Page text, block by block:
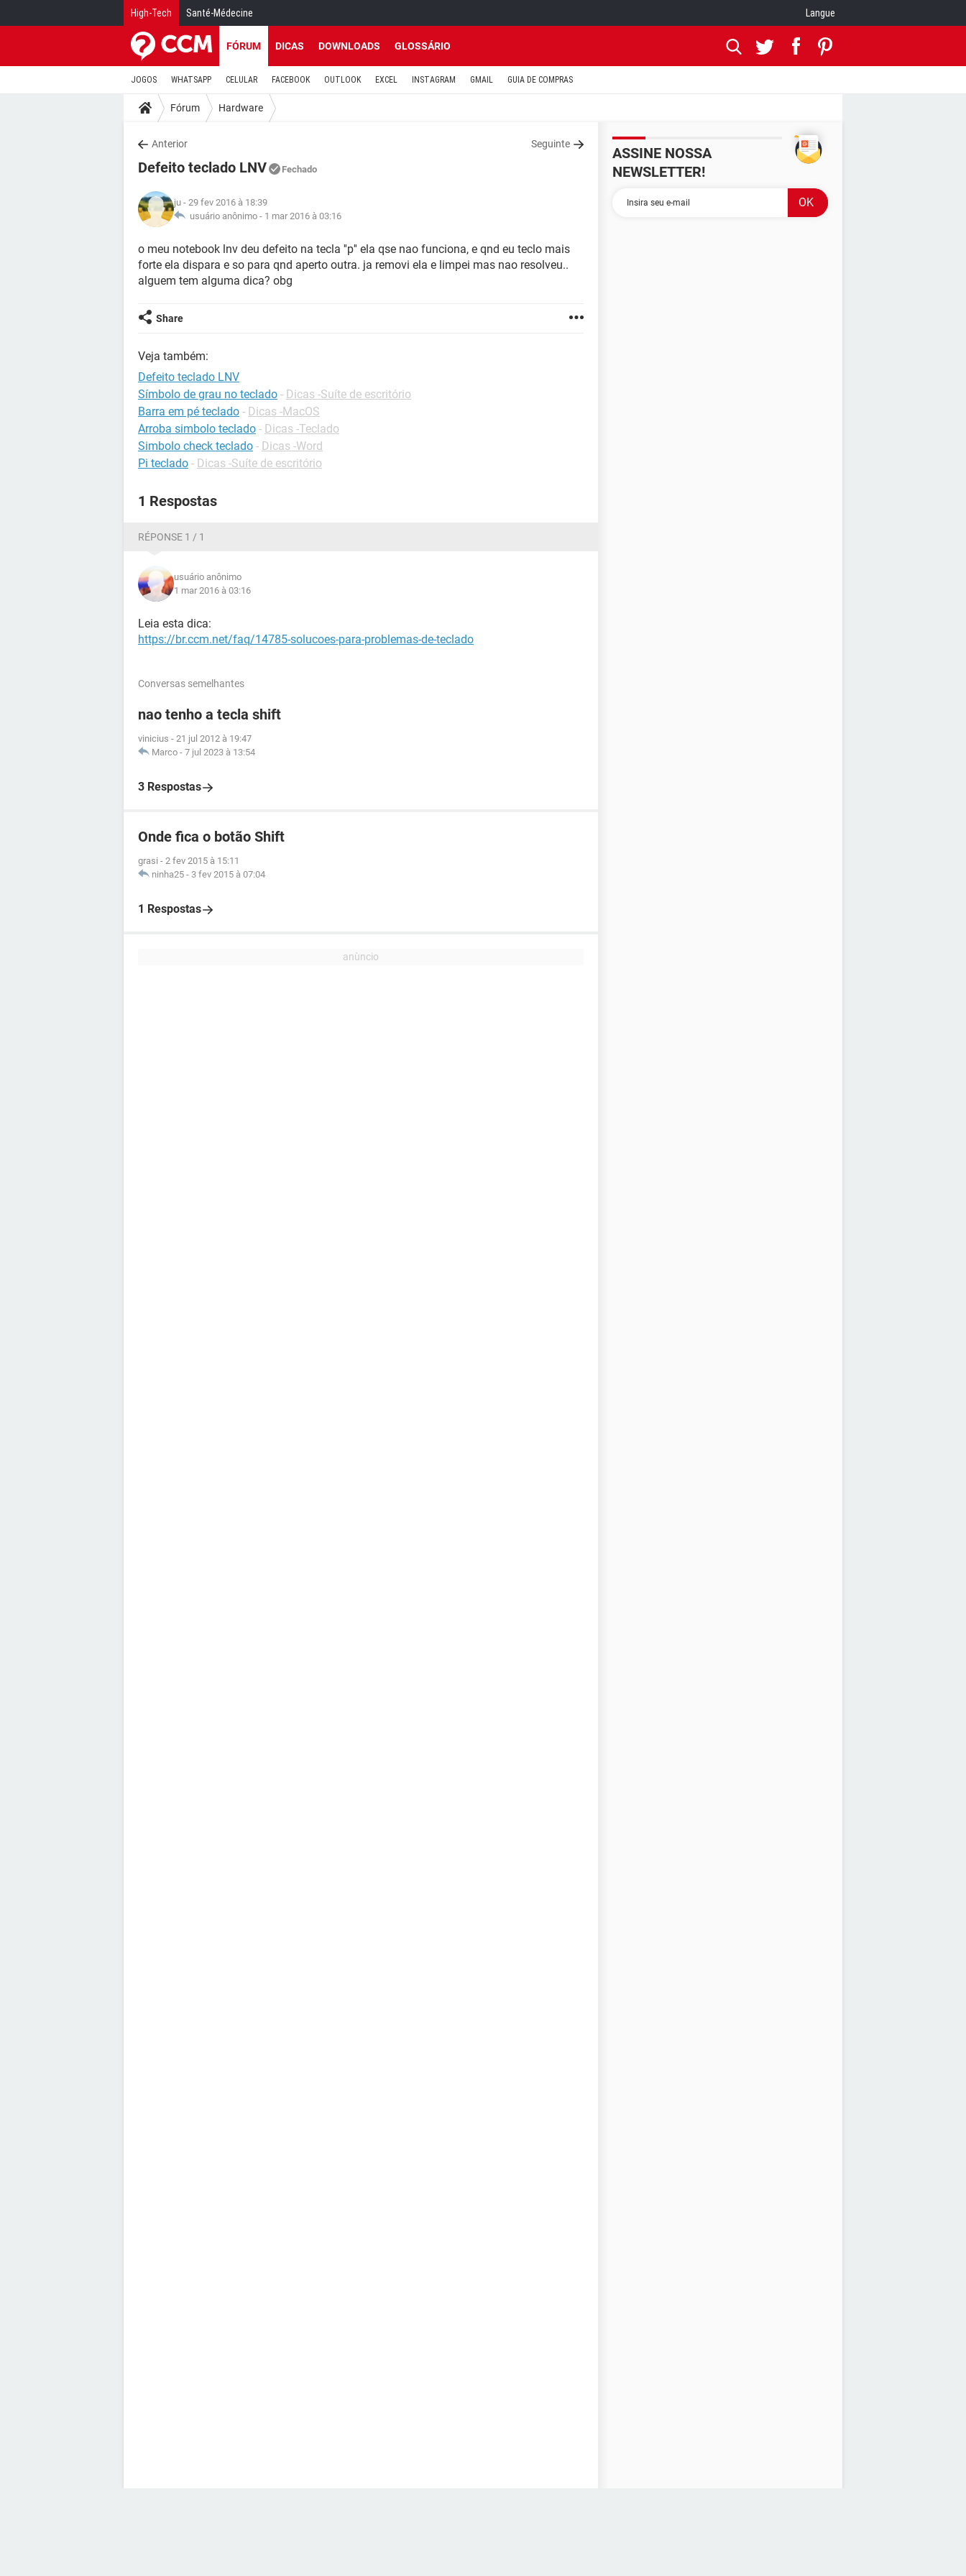
High-Tech Santé-Médecine Langue
FÓRUM DICAS DOWNLOADS GLOSSÁRIO
JOGOS WHATSAPP CELULAR FACEBOOK OUTLOOK EXCEL INSTAGRAM GMAIL GUIA DE COMPRAS
Fórum Hardware
Anterior Seguinte
Defeito teclado LNV Fechado
ju - 29 fev 2016 à 18:39
usuário anônimo - 1 mar 2016 à 03:16
o meu notebook lnv deu defeito na tecla ''p'' ela qse nao funciona, e qnd eu teclo mais
forte ela dispara e so para qnd aperto outra. ja removi ela e limpei mas nao resolveu..
alguem tem alguma dica? obg
Share
Veja também:
Defeito teclado LNV
Símbolo de grau no teclado - Dicas -Suíte de escritório
Barra em pé teclado - Dicas -MacOS
Arroba simbolo teclado - Dicas -Teclado
Simbolo check teclado - Dicas -Word
Pi teclado - Dicas -Suíte de escritório
1 Respostas
RÉPONSE 1 / 1
usuário anônimo
1 mar 2016 à 03:16
Leia esta dica:
https://br.ccm.net/faq/14785-solucoes-para-problemas-de-teclado
Conversas semelhantes
nao tenho a tecla shift
vinicius - 21 jul 2012 à 19:47
Marco - 7 jul 2023 à 13:54
3 Respostas
Onde fica o botão Shift
grasi - 2 fev 2015 à 15:11
ninha25 - 3 fev 2015 à 07:04
1 Respostas
ASSINE NOSSA
NEWSLETTER!